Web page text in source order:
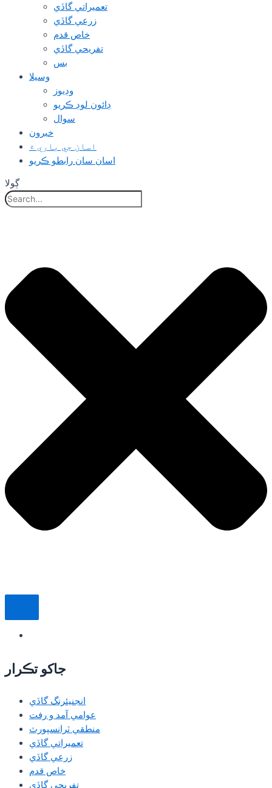
تعميراتي گاڏي
زرعي گاڏي
خاص قدم
تفريحي گاڏي
بس
وسيلا
وڊيوز
ڊائون لوڊ ڪريو
سوال
خبرون
اسان جي باري ۾
اسان سان رابطو ڪريو
ڳولا
جاکو تڪرار
انجنيئرنگ گاڏي
عوامي آمد و رفت
منطقي ٽرانسپورٽ
تعميراتي گاڏي
زرعي گاڏي
خاص قدم
تفريحي گاڏي